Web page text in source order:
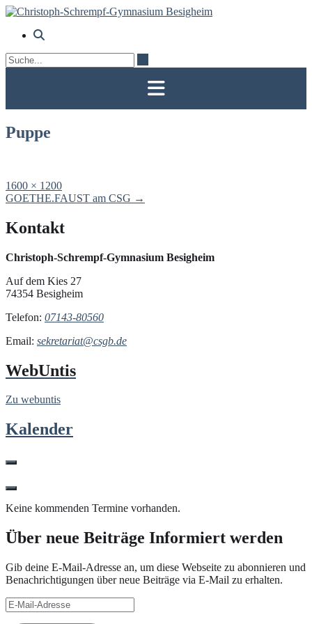
Skip
content
Puppe
Full
size
1600 × 1200
Post
GOETHE.FAUST am CSG →
Kontakt
Christoph-Schrempf-Gymnasium Besigheim
Auf dem Kies 27
74354 Besigheim
Telefon: 07143-80560
Email: sekretariat@csgb.de
WebUntis
Zu webuntis
Kalender
Keine kommenden Termine vorhanden.
Über neue Beiträge Informiert werden
Gib deine E-Mail-Adresse an, um diese Webseite zu abonnieren und
Benachrichtigungen über neue Beiträge via E-Mail zu erhalten.
E-
Mail-